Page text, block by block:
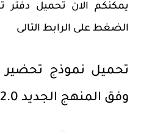
يمكنكم الان تحميل دفتر
الضغط على الرابط التالى
وفق المنهج الجديد EDU2.0